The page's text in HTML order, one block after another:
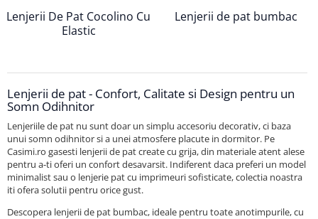
Persoana
Lenjerii De Pat Cocolino Cu
Elastic
Lenjerii de pat bumbac
Lenjerii de pat - Confort, Calitate si Design pentru un
Somn Odihnitor
Lenjeriile de pat nu sunt doar un simplu accesoriu decorativ, ci baza
unui somn odihnitor si a unei atmosfere placute in dormitor. Pe
Casimi.ro gasesti lenjerii de pat create cu grija, din materiale atent alese
pentru a-ti oferi un confort desavarsit. Indiferent daca preferi un model
minimalist sau o lenjerie pat cu imprimeuri sofisticate, colectia noastra
iti ofera solutii pentru orice gust.
Descopera lenjerii de pat bumbac, ideale pentru toate anotimpurile, cu